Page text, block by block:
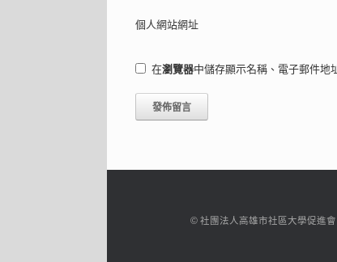
個人網站網址
在瀏覽器中儲存顯示名稱、電子郵件地
© 社團法人高雄市社區大學促進